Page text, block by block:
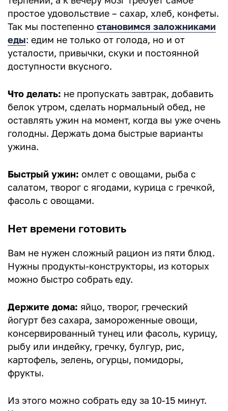
простое удовольствие – сахар, хлеб, конфеты.
Так мы постепенно становимся заложниками
еды: едим не только от голода, но и от
усталости, привычки, скуки и постоянной
доступности вкусного.
Что делать: не пропускать завтрак, добавить
белок утром, сделать нормальный обед, не
оставлять ужин на момент, когда вы уже очень
голодны. Держать дома быстрые варианты
ужина.
Быстрый ужин: омлет с овощами, рыба с
салатом, творог с ягодами, курица с гречкой,
фасоль с овощами.
Нет времени готовить
Вам не нужен сложный рацион из пяти блюд.
Нужны продукты-конструкторы, из которых
можно быстро собрать еду.
Держите дома: яйцо, творог, греческий
йогурт без сахара, замороженные овощи,
консервированный тунец или фасоль, курицу,
рыбу или индейку, гречку, булгур, рис,
картофель, зелень, огурцы, помидоры,
фрукты.
Из этого можно собрать еду за 10-15 минут.